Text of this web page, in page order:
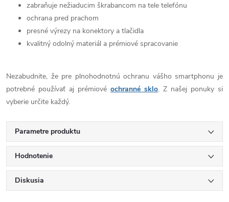
zabraňuje nežiaducim škrabancom na tele telefónu
ochrana pred prachom
presné výrezy na konektory a tlačidla
kvalitný odolný materiál a prémiové spracovanie
Nezabudnite, že pre plnohodnotnú ochranu vášho smartphonu je
potrebné používať aj prémiové ochranné sklo. Z našej ponuky si
vyberie určite každý.
Parametre produktu
Hodnotenie
Diskusia